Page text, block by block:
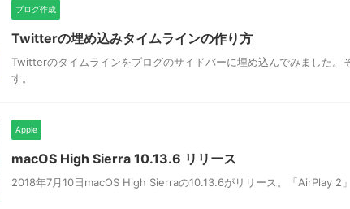
ブログ作成
Twitterの埋め込みタイムラインの作り方
Twitterのタイムラインをブログのサイドバーに埋め込んでみました。
す。
Apple
macOS High Sierra 10.13.6 リリース
2018年7月10日macOS High Sierraの10.13.6がリリース。「AirPlay 2